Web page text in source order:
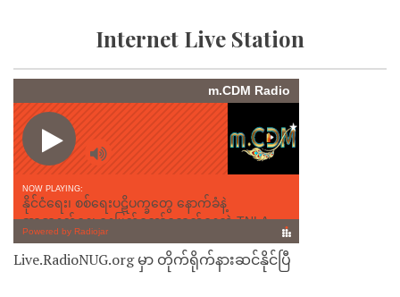
Internet Live Station
Live.RadioNUG.org မှာ တိုက်ရိုက်နားဆင်နိုင်ပြီ